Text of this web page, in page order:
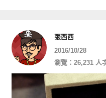
張西西
2016/10/28
瀏覽：26,231 人